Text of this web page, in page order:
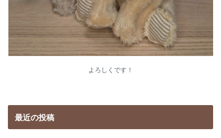
よろしくです！
最近の投稿